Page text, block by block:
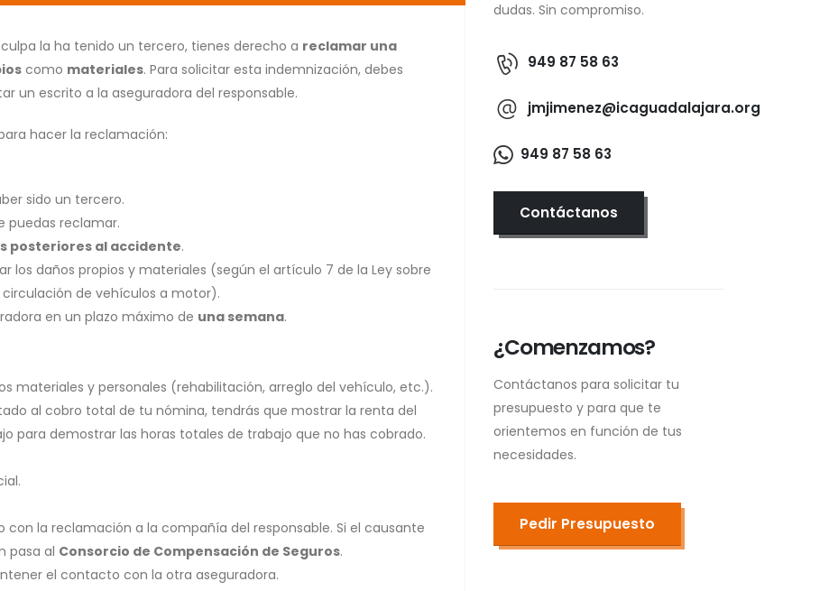
la ha tenido un tercero, tienes derecho a reclamar una
como materiales. Para solicitar esta indemnización, debes
un escrito a la aseguradora del responsable.
hacer la reclamación:
sido un tercero.
puedas reclamar.
posteriores al accidente.
los daños propios y materiales (según el artículo 7 de la Ley sobre
de vehículos a motor).
en un plazo máximo de una semana.
materiales y personales (rehabilitación, arreglo del vehículo, etc.).
al cobro total de tu nómina, tendrás que mostrar la renta del
para demostrar las horas totales de trabajo que no has cobrado.
la reclamación a la compañía del responsable. Si el causante
pasa al Consorcio de Compensación de Seguros.
el contacto con la otra aseguradora.
dudas. Sin compromiso.
949 87 58 63
jmjimenez@icaguadalajara.org
949 87 58 63
Contáctanos
¿Comenzamos?
Contáctanos para solicitar tu
presupuesto y para que te
orientemos en función de tus
necesidades.
Pedir Presupuesto